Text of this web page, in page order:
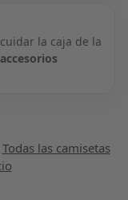
la caja de la
accesorios
Todas las camisetas